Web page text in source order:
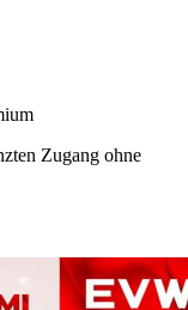
Zugang ohne